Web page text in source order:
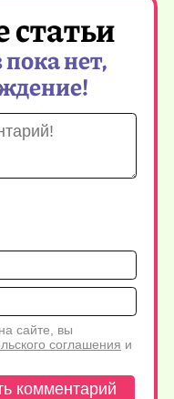
нет,
Имя*
сайте, вы
соглашения и